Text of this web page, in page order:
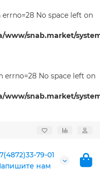
No space left on
www/snab.market/
errno=28 No space left on
www/snab.market/
79-01
нам